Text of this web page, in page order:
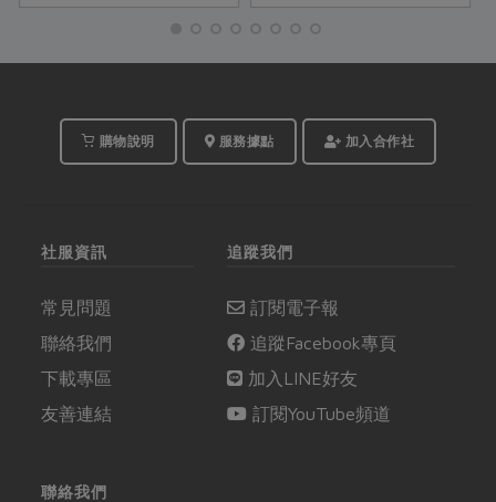
畫」，當時飼料中連使
用10%國產硬質玉米的
目標都困難重重。如今
配方的台灣善糧黃金土
雞。
購物說明 服務據點 加入合作社
社服資訊
常見問題
聯絡我們
下載專區
友善連結
追蹤我們
訂閱電子報
追蹤Facebook專頁
加入LINE好友
訂閱YouTube頻道
聯絡我們